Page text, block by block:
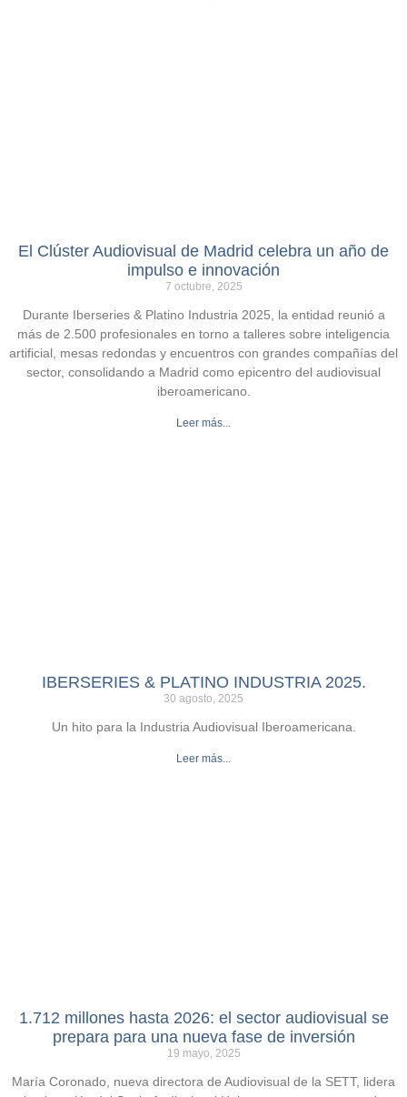
El Clúster Audiovisual de Madrid celebra un año de
impulso e innovación
7 octubre, 2025
Durante Iberseries & Platino Industria 2025, la entidad reunió a
más de 2.500 profesionales en torno a talleres sobre inteligencia
artificial, mesas redondas y encuentros con grandes compañías del
sector, consolidando a Madrid como epicentro del audiovisual
iberoamericano.
Leer más...
IBERSERIES & PLATINO INDUSTRIA 2025.
30 agosto, 2025
Un hito para la Industria Audiovisual Iberoamericana.
Leer más...
1.712 millones hasta 2026: el sector audiovisual se
prepara para una nueva fase de inversión
19 mayo, 2025
María Coronado, nueva directora de Audiovisual de la SETT, lidera